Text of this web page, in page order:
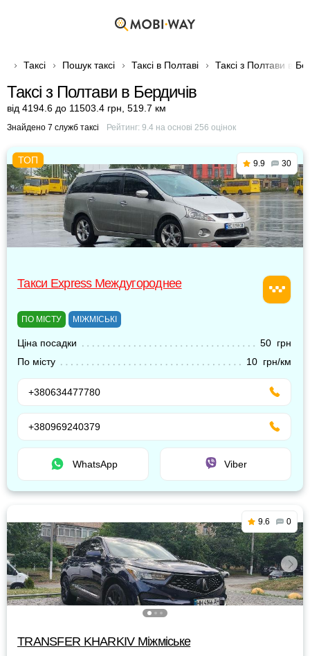
Таксі Пошук таксі Таксі в Полтаві Таксі з Полтави в
Таксі з Полтави в Бердичів
від 4194.6 до 11503.4 грн 519.7 км
Знайдено 7 служб таксі Рейтинг: 9.4на основі 256 оцінок
9.9 30
Такси Express Междугороднее
ПО МІСТУ МІЖМІСЬКІ
Ціна посадки
50 грн
По місту
10 грн/км
+380634477780
+380969240379
WhatsApp Viber
9.6 0
TRANSFER KHARKIV Міжміське